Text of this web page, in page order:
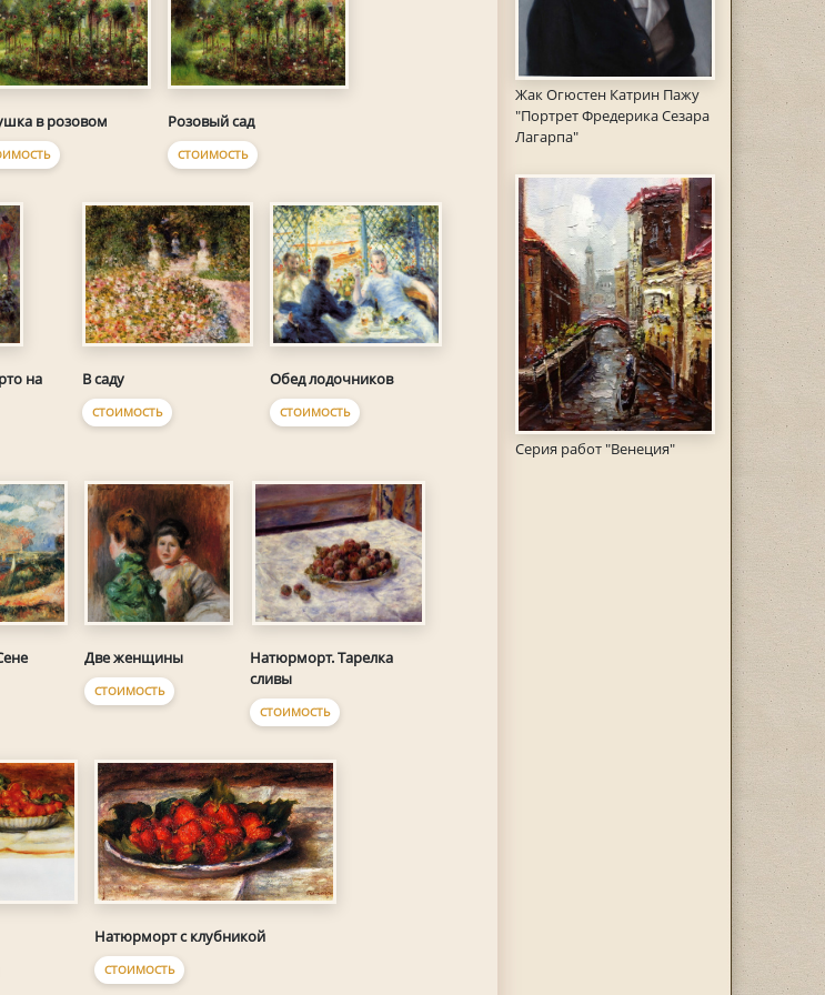
Жак Огюстен Катрин Пажу
"Портрет Фредерика Сезара
Лагарпа"
Серия работ "Венеция"
в розовом Розовый сад
СТОИМОСТЬ
на
В саду
СТОИМОСТЬ
Обед лодочников
СТОИМОСТЬ
Две женщины
СТОИМОСТЬ
Натюрморт. Тарелка
сливы
СТОИМОСТЬ
Натюрморт с клубникой
СТОИМОСТЬ